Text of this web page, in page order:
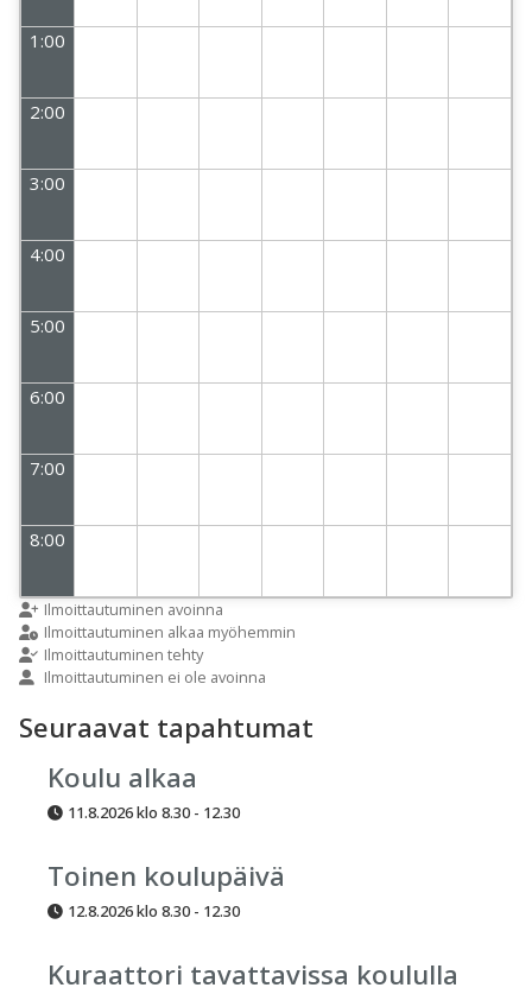
1:00
2:00
3:00
4:00
5:00
6:00
7:00
8:00
9:00
10:00
12:00
14:00
Ilmoittautuminen avoinna
Ilmoittautuminen alkaa myöhemmin
Ilmoittautuminen tehty
Ilmoittautuminen ei ole avoinna
Seuraavat tapahtumat
Koulu alkaa
11.8.2026 klo 8.30 - 12.30
Toinen koulupäivä
12.8.2026 klo 8.30 - 12.30
Kuraattori tavattavissa koululla